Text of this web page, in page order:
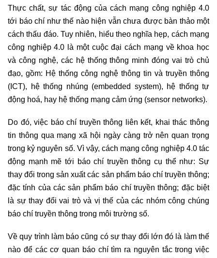
Thực chất, sự tác động của cách mạng công nghiệp 4.0
tới báo chí như thế nào hiện vẫn chưa được bàn thảo một
cách thấu đáo. Tuy nhiên, hiểu theo nghĩa hẹp, cách mạng
công nghiệp 4.0 là một cuộc đại cách mạng về khoa học
và công nghệ, các hệ thống thông minh đóng vai trò chủ
đạo, gồm: Hệ thống công nghệ thông tin và truyền thông
(ICT), hệ thống nhúng (embedded system), hệ thống tự
động hoá, hay hệ thống mạng cảm ứng (sensor networks).
Do đó, việc báo chí truyền thông liên kết, khai thác thông
tin thông qua mạng xã hội ngày càng trở nên quan trọng
trong kỷ nguyên số. Vì vậy, cách mạng công nghiệp 4.0 tác
động mạnh mẽ tới báo chí truyền thông cụ thể như: Sự
thay đổi trong sản xuất các sản phẩm báo chí truyền thông;
đặc tính của các sản phẩm báo chí truyền thông; đặc biệt
là sự thay đổi vai trò và vị thế của các nhóm công chúng
báo chí truyền thông trong môi trường số.
Về quy trình làm báo cũng có sự thay đổi lớn đó là làm thế
nào để các cơ quan báo chí tìm ra nguyên tắc trong việc